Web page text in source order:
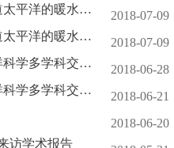
蓝海论坛第22期：新生代赤道太平洋的暖水上涌
2018-07-09
蓝海论坛第22期：新生代赤道太平洋的暖水上涌
2018-07-09
第21期蓝海论坛暨黄东海海洋科学多学科交叉研讨会成功举办
2018-06-28
蓝海论坛第21期：黄东海海洋科学多学科交叉研讨会
2018-06-21
2018-06-20
访学术报告